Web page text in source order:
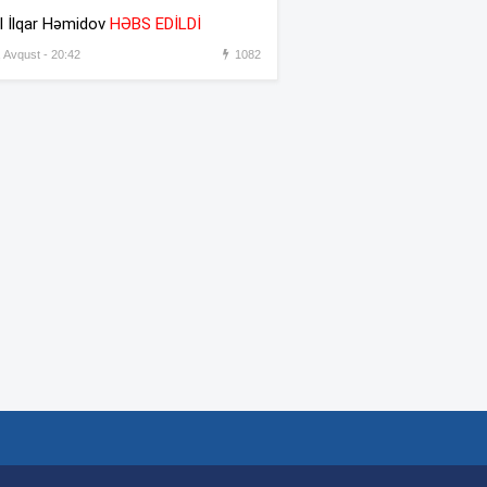
əsas gətirmədən azad etdi
İlqar Həmidov HƏBS EDİLDİ
Avqust - 20:42 1082